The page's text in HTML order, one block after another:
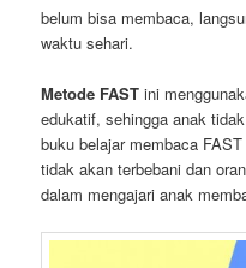
belum bisa membaca,
waktu sehari.
Metode FAST ini
edukatif, sehingga anak
buku belajar membaca
tidak akan terbebani dan
dalam mengajari anak